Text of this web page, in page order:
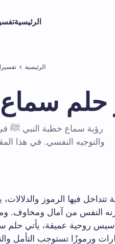
الرئيسية
الرئيسية
حلم
رؤية سماع خطبة النبي ﷺ في
والتوجيه النفسي. في هذا
فيها الرموز والدلالات،
النفس من آمال ومخاوف.
روحية عميقة، يأتي حلم
ورموزًا تستوجب التأمل